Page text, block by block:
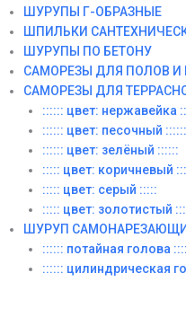
ШУРУПЫ Г-ОБРАЗНЫЕ
ШПИЛЬКИ
ШУРУПЫ ПО БЕТОНУ
САМОРЕЗЫ ДЛЯ ПОЛОВ И
САМОРЕЗЫ ДЛЯ
:::::: цвет: нержавейка
:::::: цвет: песочный ::::::
:::::: цвет: зелёный ::::::
::::: цвет: коричневый
::::: цвет: серый :::::
::::: цвет: золотистый
ШУРУП
:::::: потайная голова
:::::: цилиндрическая